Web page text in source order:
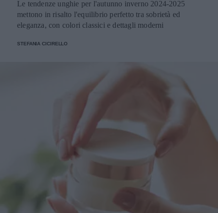
Le tendenze unghie per l'autunno inverno 2024-2025
mettono in risalto l'equilibrio perfetto tra sobrietà ed
eleganza, con colori classici e dettagli moderni
STEFANIA CICIRELLO